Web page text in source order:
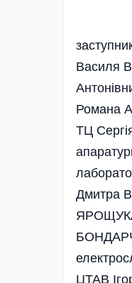
Василя
Романа
ТЦ
Дмитра
ЦТАВ